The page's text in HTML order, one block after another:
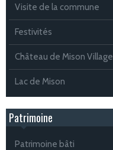
Visite de la commune
Festivités
Château de Mison Village
Lac de Mison
Patrimoine
Patrimoine bâti